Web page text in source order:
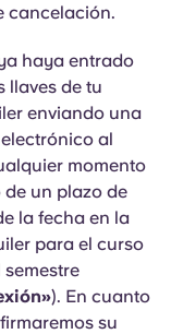
cancelación.
haya entrado
llaves de tu
enviando una
al
momento
un plazo de
la fecha en la
para el curso
). En cuanto
su